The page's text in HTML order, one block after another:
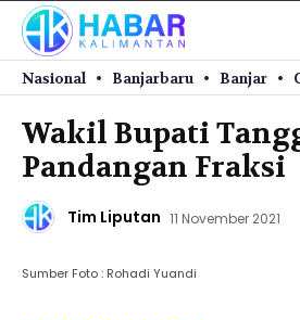
Nasional Banjarbaru Banjar
Wakil Bupati
Pandangan Fraksi
Tim Liputan 11 November 2021
Sumber Foto : Rohadi Yuandi